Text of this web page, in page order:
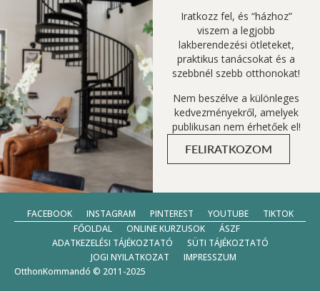
Iratkozz fel, és “házhoz”
viszem a legjobb
lakberendezési ötleteket,
praktikus tanácsokat és a
szebbnél szebb otthonokat!
Nem beszélve a különleges
kedvezményekről, amelyek
publikusan nem érhetőek el!
FELIRATKOZOM
FACEBOOK INSTAGRAM PINTEREST YOUTUBE
TIKTOK
FŐOLDAL
ONLINE KURZUSOK
ÁSZF
ADATKEZELÉSI TÁJÉKOZTATÓ
SÜTI TÁJÉKOZTATÓ
JOGI NYILATKOZAT
IMPRESSZUM
OtthonKommandó © 2011-2025